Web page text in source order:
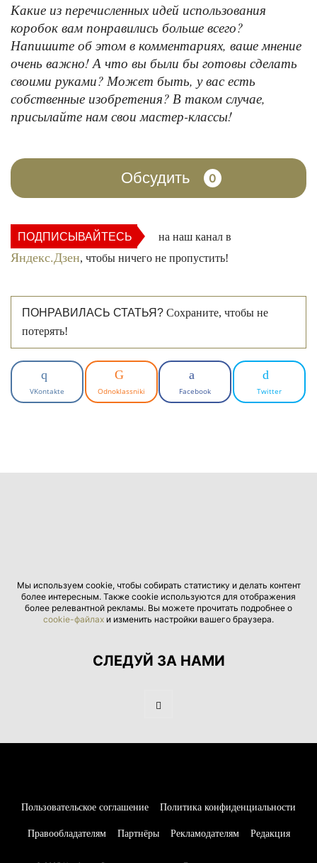
Какие из перечисленных идей использования
коробок вам понравились больше всего?
Напишите об этом в комментариях, ваше мнение
очень важно! А что вы были бы готовы сделать
своими руками? Может быть, у вас есть
собственные изобретения? В таком случае,
присылайте нам свои мастер-классы!
Обсудить 0
ПОДПИСЫВАЙТЕСЬ на наш канал в
Яндекс.Дзен, чтобы ничего не пропустить!
ПОНРАВИЛАСЬ СТАТЬЯ? Сохраните, чтобы не
потерять!
VKontakte Odnoklassniki Facebook Twitter
Мы используем cookie, чтобы собирать статистику и делать контент
более интересным. Также cookie используются для отображения
более релевантной рекламы. Вы можете прочитать подробнее о
cookie-файлах и изменить настройки вашего браузера.
СЛЕДУЙ ЗА НАМИ
Пользовательское соглашение Политика конфиденциальности
Правообладателям Партнёры Рекламодателям Редакция